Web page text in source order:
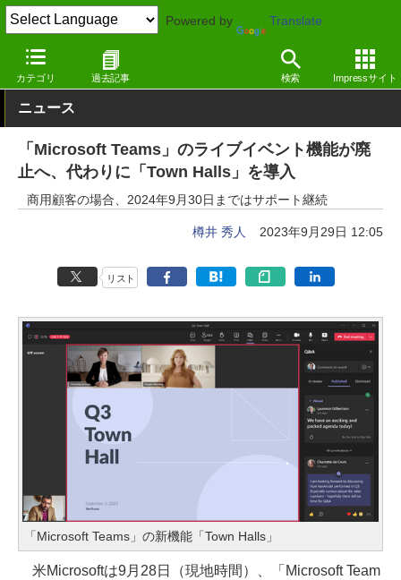
Powered by Translate
カテゴリ 過去記事 検索 Impressサイト
窓の杜 オフィス・ドキュメント Windows
ニュース
「Microsoft Teams」のライブイベント機能が廃
止へ、代わりに「Town Halls」を導入
商用顧客の場合、2024年9月30日まではサポート継続
樽井 秀人 2023年9月29日 12:05
リスト
「Microsoft Teams」の新機能「Town Halls」
米Microsoftは9月28日（現地時間）、「Microsoft Team